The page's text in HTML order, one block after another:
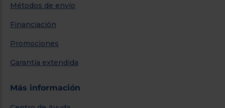
Métodos de envío
Financiación
Promociones
Garantía extendida
Más información